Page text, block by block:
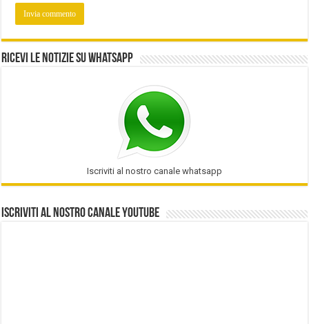
Ricevi le notizie su Whatsapp
Iscriviti al nostro canale whatsapp
Iscriviti al nostro Canale Youtube